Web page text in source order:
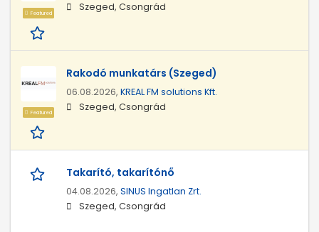
Featured
Szeged, Csongrád
Featured
Rakodó munkatárs (Szeged)
06.08.2026, KREAL FM solutions Kft.
Szeged, Csongrád
Takarító, takarítónő
04.08.2026, SINUS Ingatlan Zrt.
Szeged, Csongrád